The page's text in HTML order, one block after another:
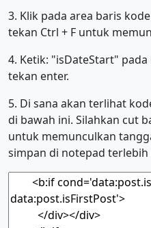
3. Klik pada area baris
tekan Ctrl + F untuk
4. Ketik: "isDateStart"
tekan enter.
5. Di sana akan terlihat
di bawah ini. Silahkan cut
untuk memunculkan
simpan di notepad terlebih